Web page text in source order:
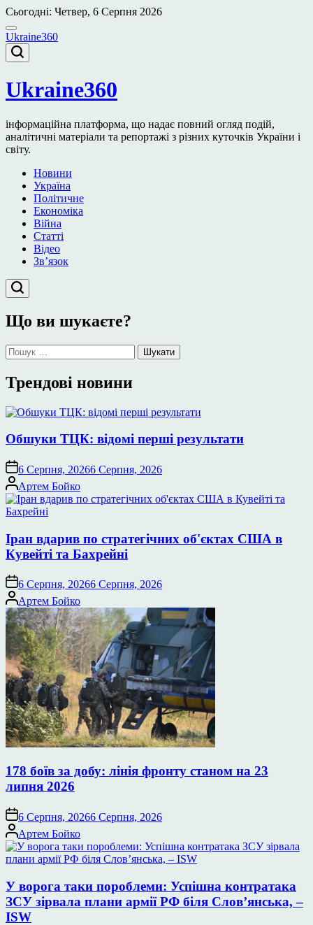
Перейти
до
вмісту
Сьогодні: Четвер, 6 Серпня 2026
Ukraine360
Ukraine360
інформаційна платформа, що надає повний огляд подій,
аналітичні матеріали та репортажі з різних куточків України і
світу.
Новини
Україна
Політичне
Економіка
Війна
Статті
Відео
Зв’язок
Що ви шукаєте?
Пошук:
Трендові новини
Обшуки ТЦК: відомі перші результати
6 Серпня, 20266 Серпня, 2026
Опубліковано
Артем Бойко
Іран вдарив по стратегічних об'єктах США в
Кувейті та Бахрейні
6 Серпня, 20266 Серпня, 2026
Опубліковано
Артем Бойко
178 боїв за добу: лінія фронту станом на 23
липня 2026
6 Серпня, 20266 Серпня, 2026
Опубліковано
Артем Бойко
У ворога таки пороблеми: Успішна контратака
ЗСУ зірвала плани армії РФ біля Слов’янська, –
ISW